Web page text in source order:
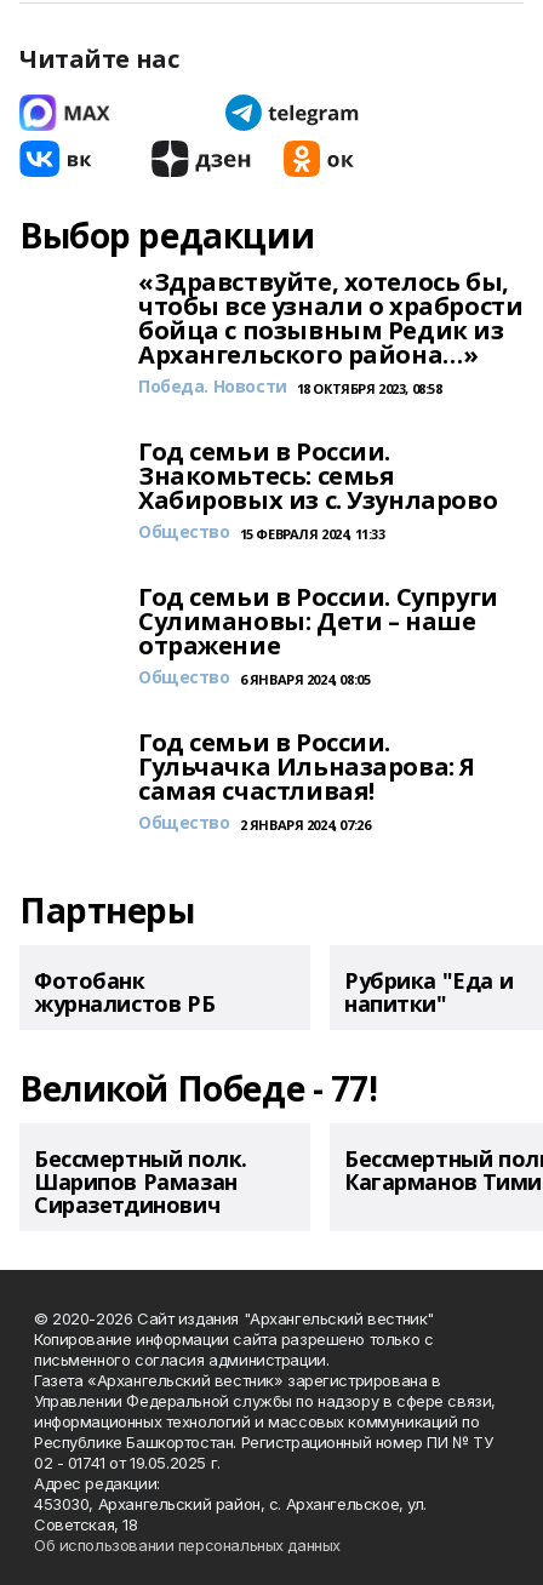
Читайте нас
Выбор редакции
«Здравствуйте, хотелось бы,
чтобы все узнали о храбрости
бойца с позывным Редик из
Архангельского района…»
Победа. Новости 18 ОКТЯБРЯ 2023, 08:58
Год семьи в России.
Знакомьтесь: семья
Хабировых из с. Узунларово
Общество 15 ФЕВРАЛЯ 2024, 11:33
Год семьи в России. Супруги
Сулимановы: Дети – наше
отражение
Общество 6 ЯНВАРЯ 2024, 08:05
Год семьи в России.
Гульчачка Ильназарова: Я
самая счастливая!
Общество 2 ЯНВАРЯ 2024, 07:26
Партнеры
Фотобанк
журналистов РБ
Рубрика "Еда и
напитки"
Великой Победе - 77!
Бессмертный полк.
Шарипов Рамазан
Сиразетдинович
Бессмертный
Кагарманов
© 2020-2026 Сайт издания "Архангельский вестник"
Копирование информации сайта разрешено только с
письменного согласия администрации.
Газета «Архангельский вестник» зарегистрирована в
Управлении Федеральной службы по надзору в сфере связи,
информационных технологий и массовых коммуникаций по
Республике Башкортостан. Регистрационный номер ПИ № ТУ
02 - 01741 от 19.05.2025 г.
Адрес редакции:
453030, Архангельский район, с. Архангельское, ул.
Советская, 18
Об использовании персональных данных